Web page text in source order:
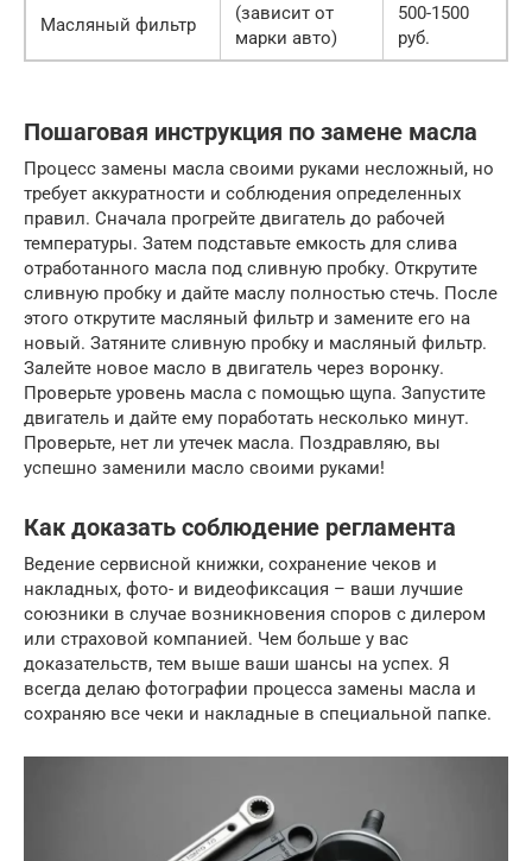
Масляный фильтр
(зависит от
марки авто)
500-1500
руб.
Пошаговая инструкция по замене масла
Процесс замены масла своими руками несложный, но
требует аккуратности и соблюдения определенных
правил. Сначала прогрейте двигатель до рабочей
температуры. Затем подставьте емкость для слива
отработанного масла под сливную пробку. Открутите
сливную пробку и дайте маслу полностью стечь. После
этого открутите масляный фильтр и замените его на
новый. Затяните сливную пробку и масляный фильтр.
Залейте новое масло в двигатель через воронку.
Проверьте уровень масла с помощью щупа. Запустите
двигатель и дайте ему поработать несколько минут.
Проверьте, нет ли утечек масла. Поздравляю, вы
успешно заменили масло своими руками!
Как доказать соблюдение регламента
Ведение сервисной книжки, сохранение чеков и
накладных, фото- и видеофиксация – ваши лучшие
союзники в случае возникновения споров с дилером
или страховой компанией. Чем больше у вас
доказательств, тем выше ваши шансы на успех. Я
всегда делаю фотографии процесса замены масла и
сохраняю все чеки и накладные в специальной папке.